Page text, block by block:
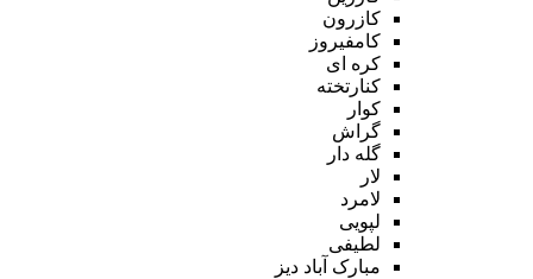
کازرون
کامفیروز
کره ای
کنارتخته
کوار
گراش
گله دار
لار
لامرد
لپویی
لطیفی
مبارک آباد دیز